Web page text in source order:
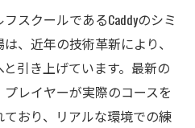
スクールであるCaddyのシミ
、近年の技術革新により、
引き上げています。最新の
レイヤーが実際のコースを
おり、リアルな環境での練